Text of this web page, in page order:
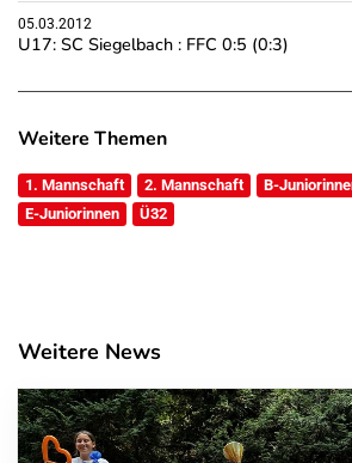
05.03.2012
U17: SC Siegelbach : FFC 0:5 (0:3)
Weitere Themen
1. Mannschaft 2. Mannschaft B-
E-Juniorinnen
Ü32
Weitere News